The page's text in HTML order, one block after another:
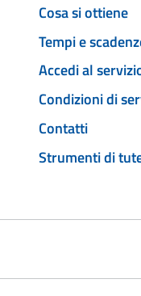
Cosa si ottiene
Tempi e
Accedi al
Condizioni di
Contatti
Strumenti di